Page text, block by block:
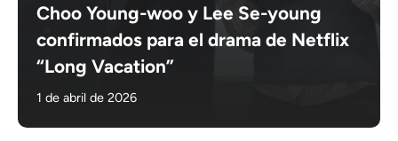
Choo Young-woo y Lee Se-young
confirmados para el drama de Netflix
“Long Vacation”
1 de abril de 2026